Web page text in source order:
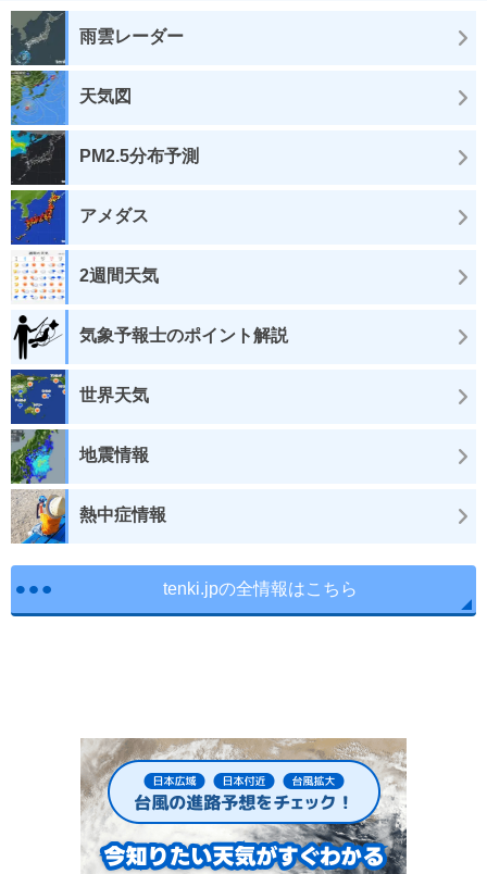
雨雲レーダー
天気図
PM2.5分布予測
アメダス
2週間天気
気象予報士のポイント解説
世界天気
地震情報
熱中症情報
tenki.jpの全情報はこちら